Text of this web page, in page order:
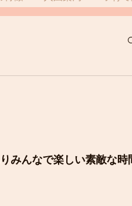
みんなで楽しい素敵な時